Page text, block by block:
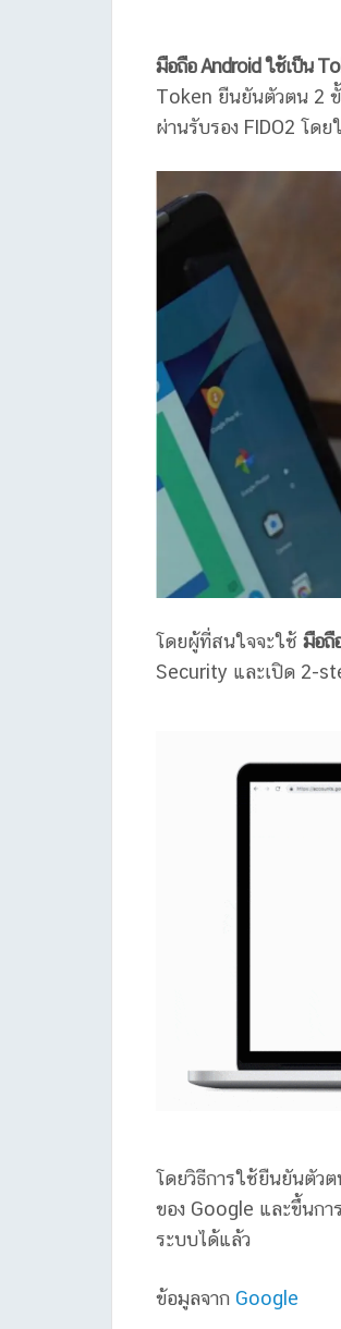
มือถือ Android ใช้เป็น
Token ยืนยันตัวตน 2
ผ่านรับรอง FIDO2 โด
โดยผู้ที่สนใจจะใช้ มือถื
Security และเปิด 2-
โดยวิธีการใช้ยืนยันตัว
ของ Google และขึ้นก
ระบบได้แล้ว
ข้อมูลจาก Google